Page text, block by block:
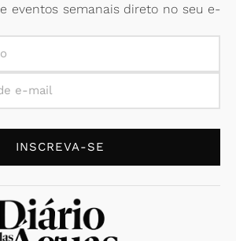
eventos semanais direto no seu e-
INSCREVA-SE